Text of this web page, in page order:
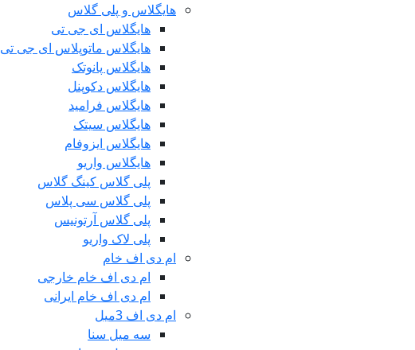
هایگلاس و پلی گلاس
هایگلاس ای جی تی
هایگلاس ماتوپلاس ای جی تی
هایگلاس پانوتک
هایگلاس دکوپنل
هایگلاس فرامید
هایگلاس سیتک
هایگلاس ایزوفام
هایگلاس واریو
پلی گلاس کینگ گلاس
پلی گلاس سی پلاس
پلی گلاس آرتونیس
پلی لاک واریو
ام دی اف خام
ام دی اف خام خارجی
ام دی اف خام ایرانی
ام دی اف 3میل
سه میل سنا